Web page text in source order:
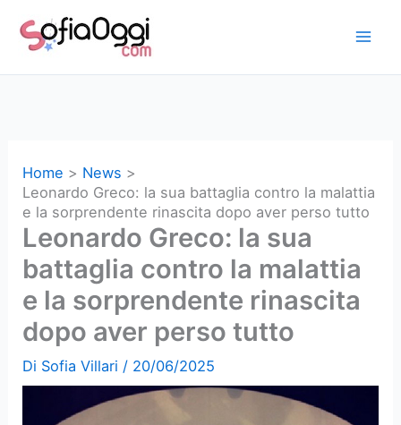
Home
News
Leonardo Greco: la sua battaglia contro la malattia
e la sorprendente rinascita dopo aver perso tutto
Leonardo Greco: la sua
battaglia contro la malattia
e la sorprendente rinascita
dopo aver perso tutto
Di Sofia Villari / 20/06/2025